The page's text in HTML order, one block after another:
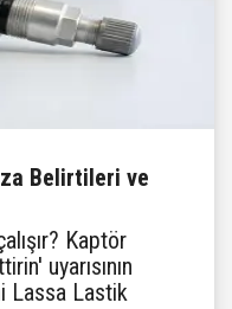
Belirtileri ve
Kaptör
uyarısının
Lassa Lastik